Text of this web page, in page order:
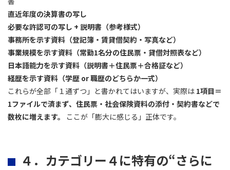
直近年度の決算書の写し
必要な許認可の写し + 説明書（参考様式）
事務所を示す資料（登記簿・賃貸借契約・写真など）
事業規模を示す資料（常勤1名分の住民票・貸借対照表など）
日本語能力を示す資料（説明書＋住民票＋合格証など）
経歴を示す資料（学歴 or 職歴のどちらか一式）
これらが全部「１通ずつ」と書かれてはいますが、実際は 1項目＝
1ファイルで済まず、住民票・社会保険資料の添付・契約書などで
数枚に増えます。
ここが「膨大に感じる」正体です。
４．カテゴリー４に特有の“さらに